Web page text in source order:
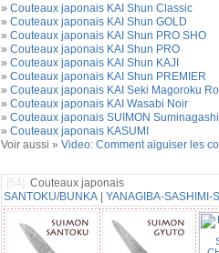
» Couteaux japonais KAI Shun Classic
» Couteaux japonais KAI Shun GOLD
» Couteaux japonais KAI Shun PRO SHO
» Couteaux japonais KAI Shun PRO
» Couteaux japonais KAI Shun KAJI
» Couteaux japonais KAI Shun PREMIER
» Couteaux japonais KAI Seki Magoroku
» Couteaux japonais KAI Wasabi Noir
» Couteaux japonais SUIMON Suminagashi
» Couteaux japonais KASUMI
Voir aussi » Video: Comment aiguiser les
[54]
Couteaux japonais
SANTOKU/BUNKA| YANAGIBA-SASHIMI-